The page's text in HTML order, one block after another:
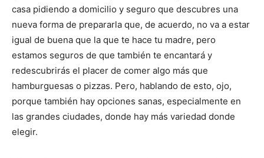
casa pidiendo a domicilio y seguro que descubres una
nueva forma de prepararla que, de acuerdo, no va a estar
igual de buena que la que te hace tu madre, pero
estamos seguros de que también te encantará y
redescubrirás el placer de comer algo más que
hamburguesas o pizzas. Pero, hablando de esto, ojo,
porque también hay opciones sanas, especialmente en
las grandes ciudades, donde hay más variedad donde
elegir.